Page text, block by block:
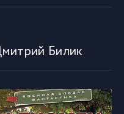
Билик